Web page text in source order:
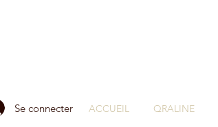
Se connecter ACCUEIL QRALINE